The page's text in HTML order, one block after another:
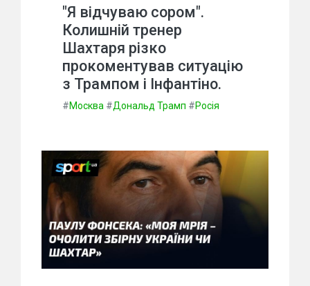
"Я відчуваю сором".
Колишній тренер
Шахтаря різко
прокоментував ситуацію
з Трампом і Інфантіно.
#Москва #Дональд Трамп #Росія